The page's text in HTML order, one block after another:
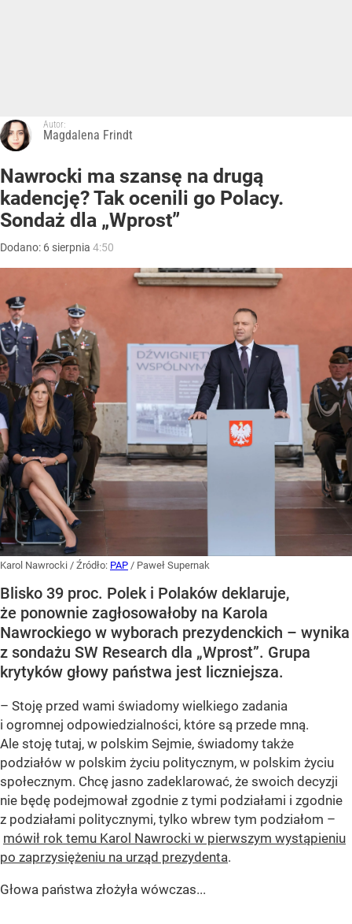
Autor:
Magdalena Frindt
Nawrocki ma szansę na drugą
kadencję? Tak ocenili go Polacy.
Sondaż dla „Wprost”
Dodano: 6 sierpnia 4:50
Karol Nawrocki / Źródło: PAP / Paweł Supernak
Blisko 39 proc. Polek i Polaków deklaruje,
że ponownie zagłosowałoby na Karola
Nawrockiego w wyborach prezydenckich – wynika
z sondażu SW Research dla „Wprost”. Grupa
krytyków głowy państwa jest liczniejsza.
– Stoję przed wami świadomy wielkiego zadania
i ogromnej odpowiedzialności, które są przede mną.
Ale stoję tutaj, w polskim Sejmie, świadomy także
podziałów w polskim życiu politycznym, w polskim życiu
społecznym. Chcę jasno zadeklarować, że swoich decyzji
nie będę podejmował zgodnie z tymi podziałami i zgodnie
z podziałami politycznymi, tylko wbrew tym podziałom –
mówił rok temu Karol Nawrocki w pierwszym wystąpieniu
po zaprzysiężeniu na urząd prezydenta.
Głowa państwa złożyła wówczas...